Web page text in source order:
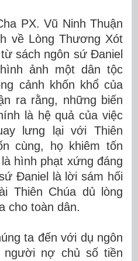
PX. Vũ Ninh Thuận
về Lòng Thương Xót
sách ngôn sứ Đaniel
ảnh một dân tộc
cảnh khốn khổ của
ra rằng, những biến
là hệ quả của việc
lưng lại với Thiên
cùng, họ khiêm tốn
hình phạt xứng đáng
Đaniel là lời sám hối
Thiên Chúa dủ lòng
cho toàn dân.
ta đến với dụ ngôn
nợ chủ số tiền